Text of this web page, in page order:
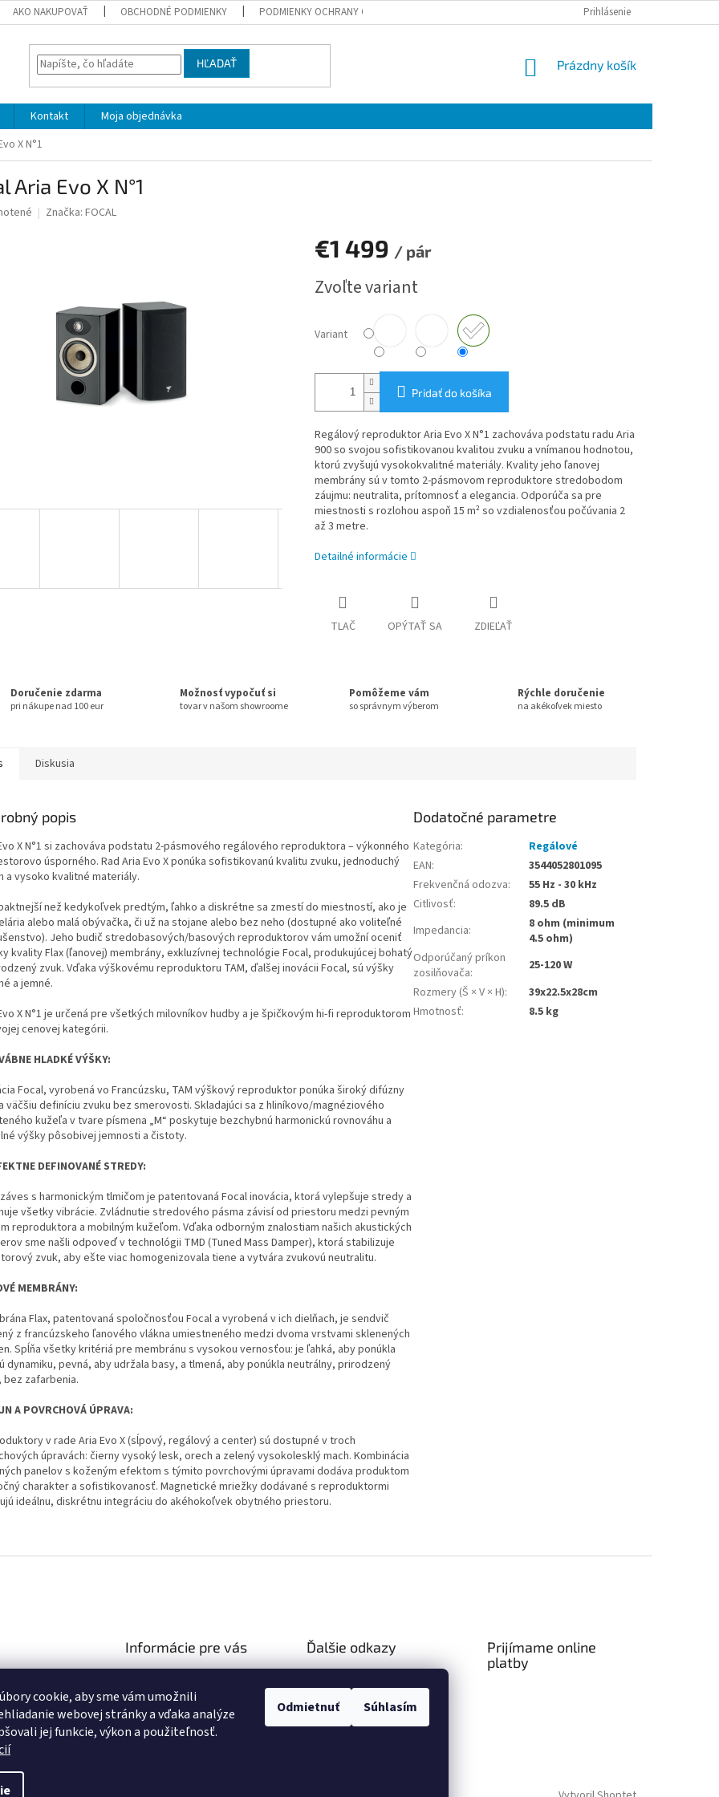
cookie, aby sme vám umožnili
webovej stránky a vďaka analýze
jej funkcie, výkon a použiteľnosť.
Odmietnuť Súhlasím
AKO NAKUPOVAŤ OBCHODNÉ PODMIENKY PODMIENKY OCHRANY OSOBNÝCH ÚDAJOV Prihlásenie
HĽADAŤ
NÁKUPNÝ
Prázdny košík
Kontakt
Moja objednávka
X N°1
Aria Evo X N°1
Značka: FOCAL
€1 499 / pár
cena:
Zvoľte variant
Variant
Pridať do košíka
Regálový reproduktor Aria Evo X N°1 zachováva podstatu radu Aria
900 so svojou sofistikovanou kvalitou zvuku a vnímanou hodnotou,
ktorú zvyšujú vysokokvalitné materiály. Kvality jeho ľanovej
membrány sú v tomto 2-pásmovom reproduktore stredobodom
záujmu: neutralita, prítomnosť a elegancia. Odporúča sa pre
miestnosti s rozlohou aspoň 15 m² so vzdialenosťou počúvania 2
až 3 metre.
Detailné informácie
TLAČ OPÝTAŤ SA ZDIEĽAŤ
Doručenie zdarma
pri nákupe nad 100 eur
Možnosť vypočuť si
tovar v našom showroome
Pomôžeme vám
so správnym výberom
Rýchle doručenie
na akékoľvek miesto
Diskusia
popis
X N°1 si zachováva podstatu 2-pásmového regálového reproduktora – výkonného
úsporného. Rad Aria Evo X ponúka sofistikovanú kvalitu zvuku, jednoduchý
a vysoko kvalitné materiály.
než kedykoľvek predtým, ľahko a diskrétne sa zmestí do miestností, ako je
alebo malá obývačka, či už na stojane alebo bez neho (dostupné ako voliteľné
Jeho budič stredobasových/basových reproduktorov vám umožní oceniť
kvality Flax (ľanovej) membrány, exkluzívnej technológie Focal, produkujúcej bohatý
zvuk. Vďaka výškovému reproduktoru TAM, ďalšej inovácii Focal, sú výšky
a jemné.
X N°1 je určená pre všetkých milovníkov hudby a je špičkovým hi-fi reproduktorom
cenovej kategórii.
HLADKÉ VÝŠKY:
Focal, vyrobená vo Francúzsku, TAM výškový reproduktor ponúka široký difúzny
väčšiu definíciu zvuku bez smerovosti. Skladajúci sa z hliníkovo/magnéziového
kužeľa v tvare písmena „M“ poskytuje bezchybnú harmonickú rovnováhu a
výšky pôsobivej jemnosti a čistoty.
DEFINOVANÉ STREDY:
s harmonickým tlmičom je patentovaná Focal inovácia, ktorá vylepšuje stredy a
všetky vibrácie. Zvládnutie stredového pásma závisí od priestoru medzi pevným
reproduktora a mobilným kužeľom. Vďaka odborným znalostiam našich akustických
sme našli odpoveď v technológii TMD (Tuned Mass Damper), ktorá stabilizuje
zvuk, aby ešte viac homogenizovala tiene a vytvára zvukovú neutralitu.
MEMBRÁNY:
Flax, patentovaná spoločnosťou Focal a vyrobená v ich dielňach, je sendvič
z francúzskeho ľanového vlákna umiestneného medzi dvoma vrstvami sklenených
Spĺňa všetky kritériá pre membránu s vysokou vernosťou: je ľahká, aby ponúkla
dynamiku, pevná, aby udržala basy, a tlmená, aby ponúkla neutrálny, prirodzený
bez zafarbenia.
A POVRCHOVÁ ÚPRAVA:
v rade Aria Evo X (sĺpový, regálový a center) sú dostupné v troch
úpravách: čierny vysoký lesk, orech a zelený vysokolesklý mach. Kombinácia
panelov s koženým efektom s týmito povrchovými úpravami dodáva produktom
charakter a sofistikovanosť. Magnetické mriežky dodávané s reproduktormi
ideálnu, diskrétnu integráciu do akéhokoľvek obytného priestoru.
Dodatočné parametre
Kategória:
Regálové
EAN:
3544052801095
Frekvenčná odozva:
55 Hz - 30 kHz
Citlivosť:
89.5 dB
Impedancia:
8 ohm (minimum
4.5 ohm)
Odporúčaný príkon
zosilňovača:
25-120 W
Rozmery (Š × V × H):
39x22.5x28cm
Hmotnosť: 8.5 kg
106 751
hifi
Informácie pre vás
Obchodné podmienky
Podmienky ochrany osobných
údajov
Ďalšie odkazy
Doprava a platba
Prijímame online
platby